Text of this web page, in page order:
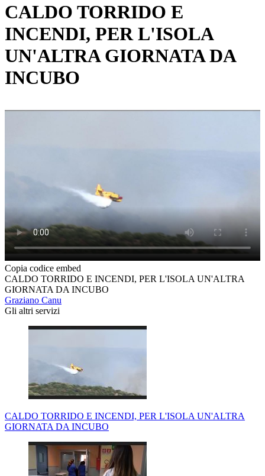
CALDO TORRIDO E
INCENDI, PER L'ISOLA
UN'ALTRA GIORNATA DA
INCUBO
Copia codice embed
CALDO TORRIDO E INCENDI, PER L'ISOLA UN'ALTRA
GIORNATA DA INCUBO
Graziano Canu
Gli altri servizi
CALDO TORRIDO E INCENDI, PER L'ISOLA UN'ALTRA
GIORNATA DA INCUBO